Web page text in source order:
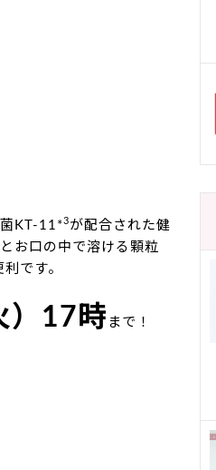
KT-11*3が配合された健
お口の中で溶ける顆粒
です。
）17時 まで！